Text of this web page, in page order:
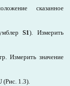
сказанное
S1). Измерить
Измерить значение
(Рис. 1.3).